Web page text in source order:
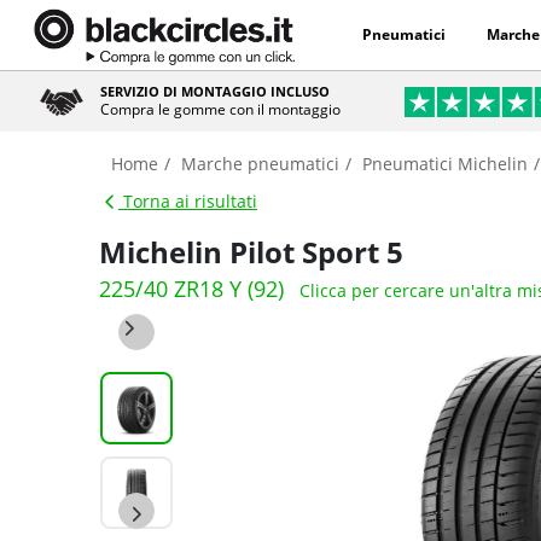
Pneumatici Marche
SERVIZIO DI MONTAGGIO INCLUSO
Compra le gomme con il montaggio
Home Marche pneumatici
Pneumatici Michelin
Torna ai risultati
Michelin Pilot Sport 5
225/40 ZR18 Y (92) Clicca per cercare un'altra